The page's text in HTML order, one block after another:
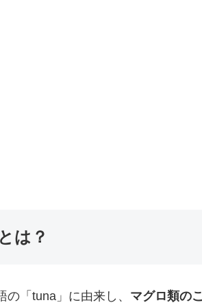
は？
の「tuna」に由来し、 マグロ類の